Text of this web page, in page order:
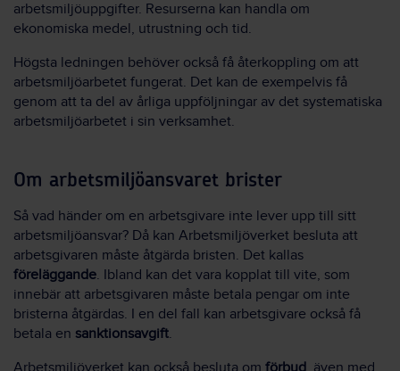
arbetsmiljöuppgifter. Resurserna kan handla om
ekonomiska medel, utrustning och tid.
Högsta ledningen behöver också få återkoppling om att
arbetsmiljöarbetet fungerat. Det kan de exempelvis få
genom att ta del av årliga uppföljningar av det systematiska
arbetsmiljöarbetet i sin verksamhet.
Om arbetsmiljöansvaret brister
Så vad händer om en arbetsgivare inte lever upp till sitt
arbetsmiljöansvar? Då kan Arbetsmiljöverket besluta att
arbetsgivaren måste åtgärda bristen. Det kallas
föreläggande. Ibland kan det vara kopplat till vite, som
innebär att arbetsgivaren måste betala pengar om inte
bristerna åtgärdas. I en del fall kan arbetsgivare också få
betala en sanktionsavgift.